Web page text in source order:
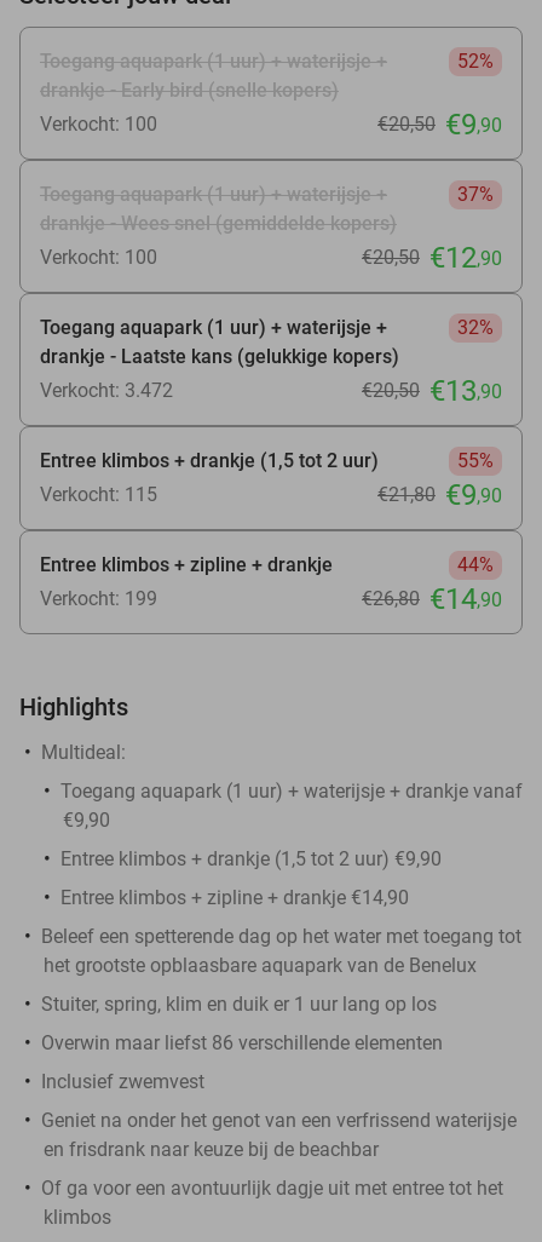
Toegang aquapark (1 uur) + waterijsje +
drankje - Early bird (snelle kopers)
52%
Verkocht: 100 €20,50 €9,90
Toegang aquapark (1 uur) + waterijsje +
drankje - Wees snel (gemiddelde kopers)
37%
Verkocht: 100 €20,50 €12,90
Toegang aquapark (1 uur) + waterijsje +
drankje - Laatste kans (gelukkige kopers)
32%
Verkocht: 3.472 €20,50 €13,90
Entree klimbos + drankje (1,5 tot 2 uur)
55%
Verkocht: 115
€21,80 €9,90
Entree klimbos + zipline + drankje
44%
Verkocht: 199
€26,80 €14,90
Highlights
Multideal:
Toegang aquapark (1 uur) + waterijsje + drankje vanaf
€9,90
Entree klimbos + drankje (1,5 tot 2 uur) €9,90
Entree klimbos + zipline + drankje €14,90
Beleef een spetterende dag op het water met toegang tot
het grootste opblaasbare aquapark van de Benelux
Stuiter, spring, klim en duik er 1 uur lang op los
Overwin maar liefst 86 verschillende elementen
Inclusief zwemvest
Geniet na onder het genot van een verfrissend waterijsje
en frisdrank naar keuze bij de beachbar
Of ga voor een avontuurlijk dagje uit met entree tot het
klimbos